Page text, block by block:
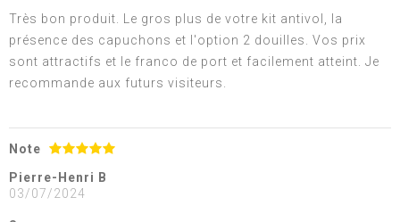
Très bon produit. Le gros plus de votre kit antivol, la
présence des capuchons et l'option 2 douilles. Vos prix
sont attractifs et le franco de port et facilement atteint. Je
recommande aux futurs visiteurs.
Note
Pierre-Henri B
03/07/2024